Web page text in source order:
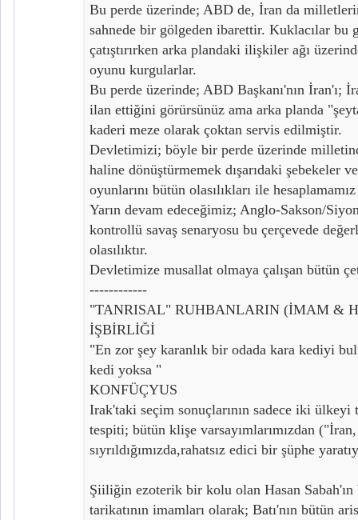
Bu perde üzerinde; ABD de, İran da
sahnede bir gölgeden ibarettir. Kuklacılar bu
çatıştırırken arka plandaki ilişkiler ağı
oyunu kurgularlar.
Bu perde üzerinde; ABD Başkanı'nın İran'ı;
ilan ettiğini görürsünüz ama arka planda
kaderi meze olarak çoktan servis edilmiştir.
Devletimizi; böyle bir perde üzerinde
haline dönüştürmemek dışarıdaki şebekeler
oyunlarını bütün olasılıkları ile
Yarın devam edeceğimiz; Anglo-Sakson/
kontrollü savaş senaryosu bu çerçevede
olasılıktır.
Devletimize musallat olmaya çalışan bütün
------------
"TANRISAL" RUHBANLARIN (İMAM &
İŞBİRLİĞİ
"En zor şey karanlık bir odada kara kediyi
kedi yoksa "
KONFÜÇYUS
Irak'taki seçim sonuçlarının sadece iki
tespiti; bütün klişe varsayımlarımızdan
sıyrıldığımızda,rahatsız edici bir şüphe
Şiiliğin ezoterik bir kolu olan Hasan
tarikatının imamları olarak; Batı'nın bütün